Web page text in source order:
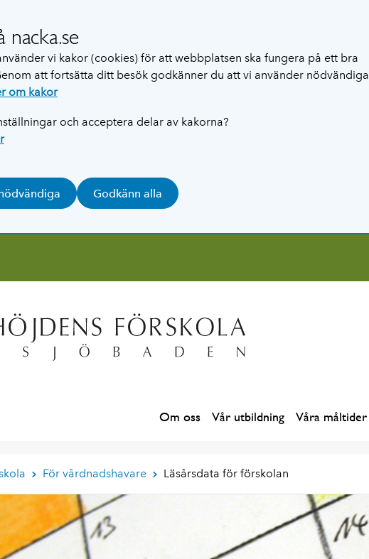
nacka.se
vi kakor (cookies) för att webbplatsen ska fungera på ett bra
att fortsätta ditt besök godkänner du att vi använder nödvändiga
om kakor
och acceptera delar av kakorna?
Godkänn alla
Om oss Vår utbildning Våra måltider
För vårdnadshavare Läsårsdata för förskolan